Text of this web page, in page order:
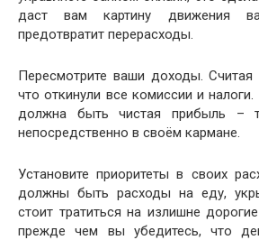
даст вам картину движения
предотвратит перерасходы.
Пересмотрите ваши доходы. Считая
что откинули все комиссии и
должна быть чистая прибыль –
непосредственно в своём кармане.
Установите приоритеты в своих
должны быть расходы на еду,
стоит тратиться на излишне
прежде чем вы убедитесь, что